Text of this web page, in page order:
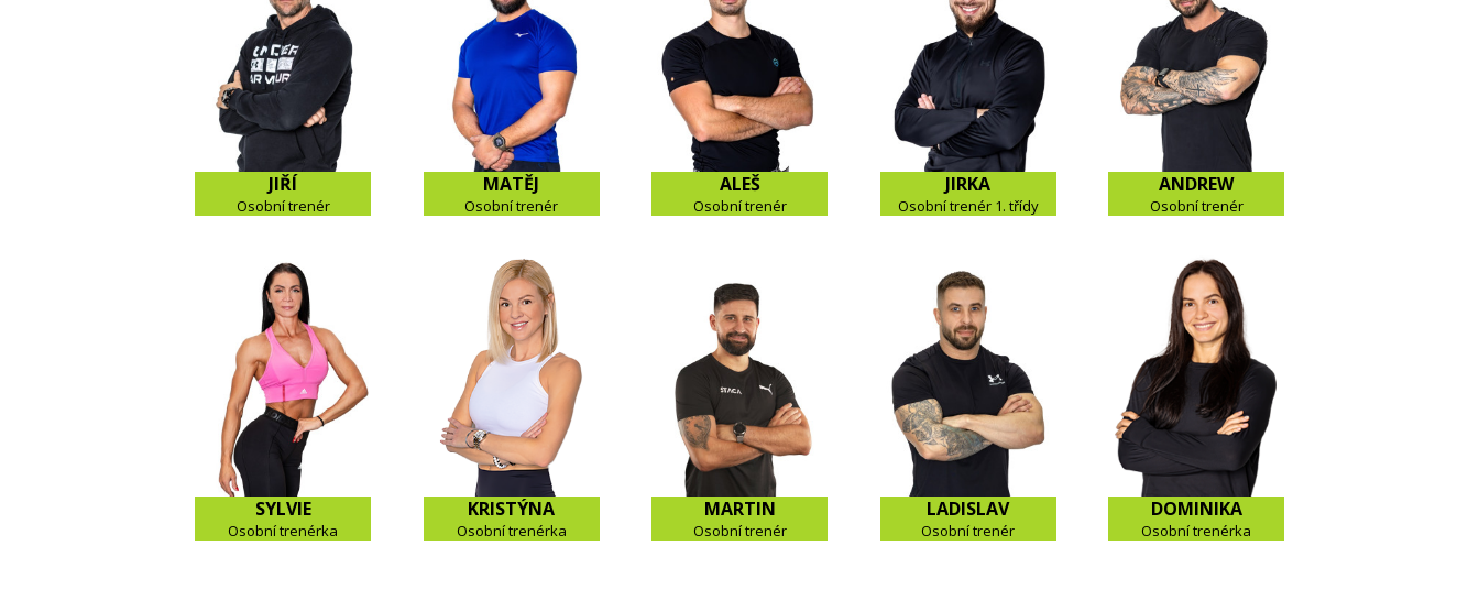
JIŘÍ
Osobní trenér
MATĚJ
Osobní trenér
ALEŠ
Osobní trenér
JIRKA
Osobní trenér 1. třídy
ANDREW
Osobní trenér
SYLVIE
Osobní trenérka
KRISTÝNA
Osobní trenérka
MARTIN
Osobní trenér
LADISLAV
Osobní trenér
DOMINIKA
Osobní trenérka